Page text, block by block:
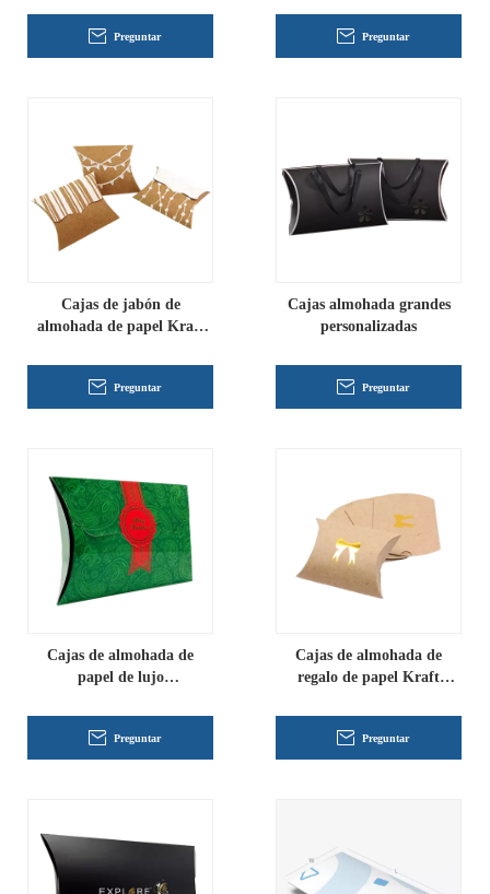
Preguntar Preguntar
Cajas de jabón de
almohada de papel Kraft
Preguntar
Cajas almohada grandes
personalizadas
Preguntar
Cajas de almohada de
papel de lujo
Preguntar
Cajas de almohada de
regalo de papel Kraft
Preguntar